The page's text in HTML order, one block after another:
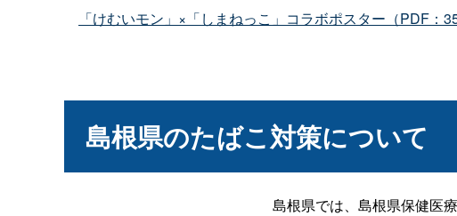
「けむいモン」×「しまねっこ」コラボポスター（PDF：
島根県のたばこ対策について
島根県では、島根県保健医